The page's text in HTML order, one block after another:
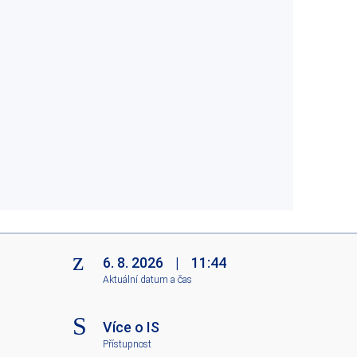
6. 8. 2026 | 11:44
Aktuální datum a čas
Více o IS
Přístupnost